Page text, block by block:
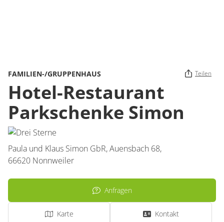
FAMILIEN-/GRUPPENHAUS Teilen
Hotel-Restaurant
Parkschenke Simon
Paula und Klaus Simon GbR,Auensbach 68,
66620 Nonnweiler
Anfragen
Karte Kontakt